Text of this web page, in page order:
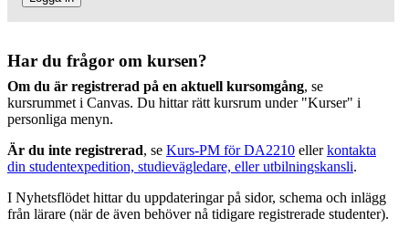
Har du frågor om kursen?
Om du är registrerad på en aktuell kursomgång, se
kursrummet i Canvas. Du hittar rätt kursrum under "Kurser" i
personliga menyn.
Är du inte registrerad, se Kurs-PM för DA2210 ellerkontakta
din studentexpedition, studievägledare, eller utbilningskansli.
I Nyhetsflödet hittar du uppdateringar på sidor, schema och inlägg
från lärare (när de även behöver nå tidigare registrerade studenter).